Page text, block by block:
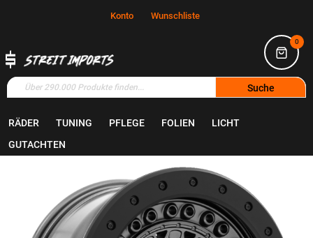
Konto Wunschliste
0
Suche
RÄDER TUNING PFLEGE FOLIEN
LICHT
GUTACHTEN
Zum
Ende